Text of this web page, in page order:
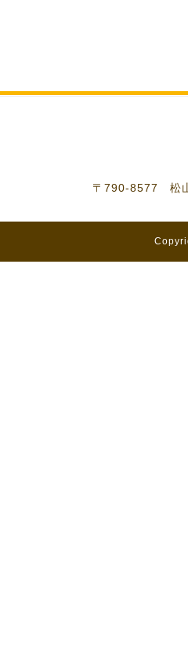
〒790-8577 松